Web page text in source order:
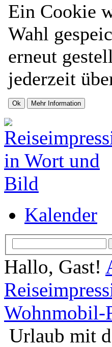
Ein Cookie
Wahl
erneut
jederzeit
Kalender
Hallo, Gast!
Wohnmobil-
Urlaub mit